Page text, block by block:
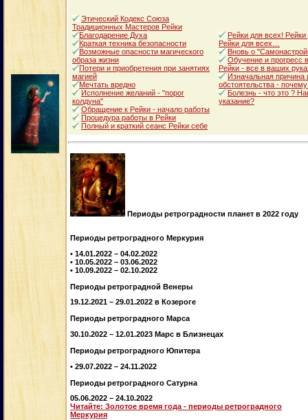
Этический Кодекс Союза
Традиционных Мастеров Рейки
Благодарение Духа
Краткая техника безопасности
Возможные опасности магического
образа жизни
Потери и приобретения при занятиях
магией
Мечтать вредно
Исполнение желаний - "порог
колдуна"
Обращение к Рейки - начало работы
Процедура работы в Рейки
Полный и краткий сеанс Рейки себе
Рейки для всех!
Рейки для всех…
Вновь о
Обучение и прогресс
Рейки - все в ваших
Изначальная
обстоятельства -
Болезнь - что это ?
указание?
Периоды ретроградности планет в 2022 году
Периоды ретроградного Меркурия
• 14.01.2022 – 04.02.2022
• 10.05.2022 – 03.06.2022
• 10.09.2022 – 02.10.2022
Периоды ретроградной Венеры
19.12.2021 – 29.01.2022 в Козероге
Периоды ретроградного Марса
30.10.2022 – 12.01.2023 Марс в Близнецах
Периоды ретроградного Юпитера
• 29.07.2022 – 24.11.2022
Периоды ретроградного Сатурна
05.06.2022 – 24.10.2022
Читайте: Золотое время года - периоды ретроградного
Меркурия